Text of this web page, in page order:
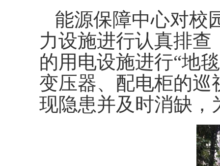
能源保障中心对校
力设施进行认真排
的用电设施进行“地
变压器、配电柜的
现隐患并及时消缺，